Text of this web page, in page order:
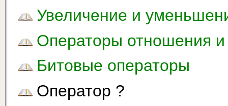
Увеличение и
Операторы отношения и
Битовые операторы
Оператор ?